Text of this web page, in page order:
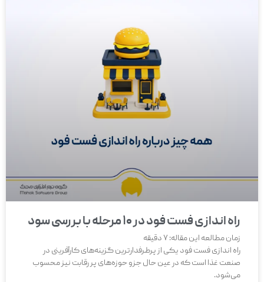
راه اندازی فست فود در 10 مرحله با بررسی سود
زمان مطالعه این مقاله:7دقیقه
راه اندازی فست فود یکی از پرطرفدارترین گزینه‌های کارآفرینی در
صنعت غذا است که در عین حال جزو حوزه‌های پر رقابت نیز محسوب
می‌شود.